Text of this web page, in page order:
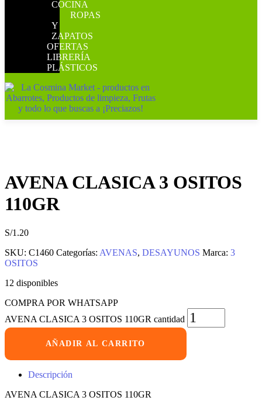
COCINA
ROPAS
Y
ZAPATOS
OFERTAS
LIBRERÍA
PLÁSTICOS
AVENA CLASICA 3 OSITOS
110GR
S/1.20
SKU: C1460 Categorías: AVENAS, DESAYUNOS Marca: 3
OSITOS
12 disponibles
COMPRA POR WHATSAPP
AVENA CLASICA 3 OSITOS 110GR cantidad
AÑADIR AL CARRITO
Descripción
AVENA CLASICA 3 OSITOS 110GR